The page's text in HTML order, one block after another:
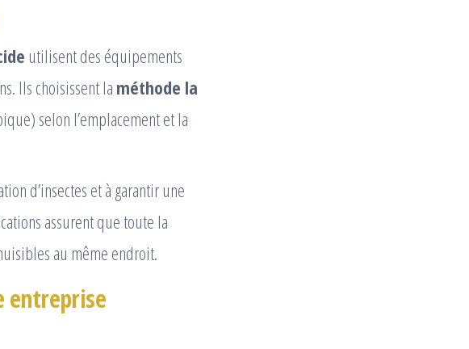
utilisent des équipements
Ils choisissent la méthode la
selon l’emplacement et la
d’insectes et à garantir une
assurent que toute la
au même endroit.
entreprise